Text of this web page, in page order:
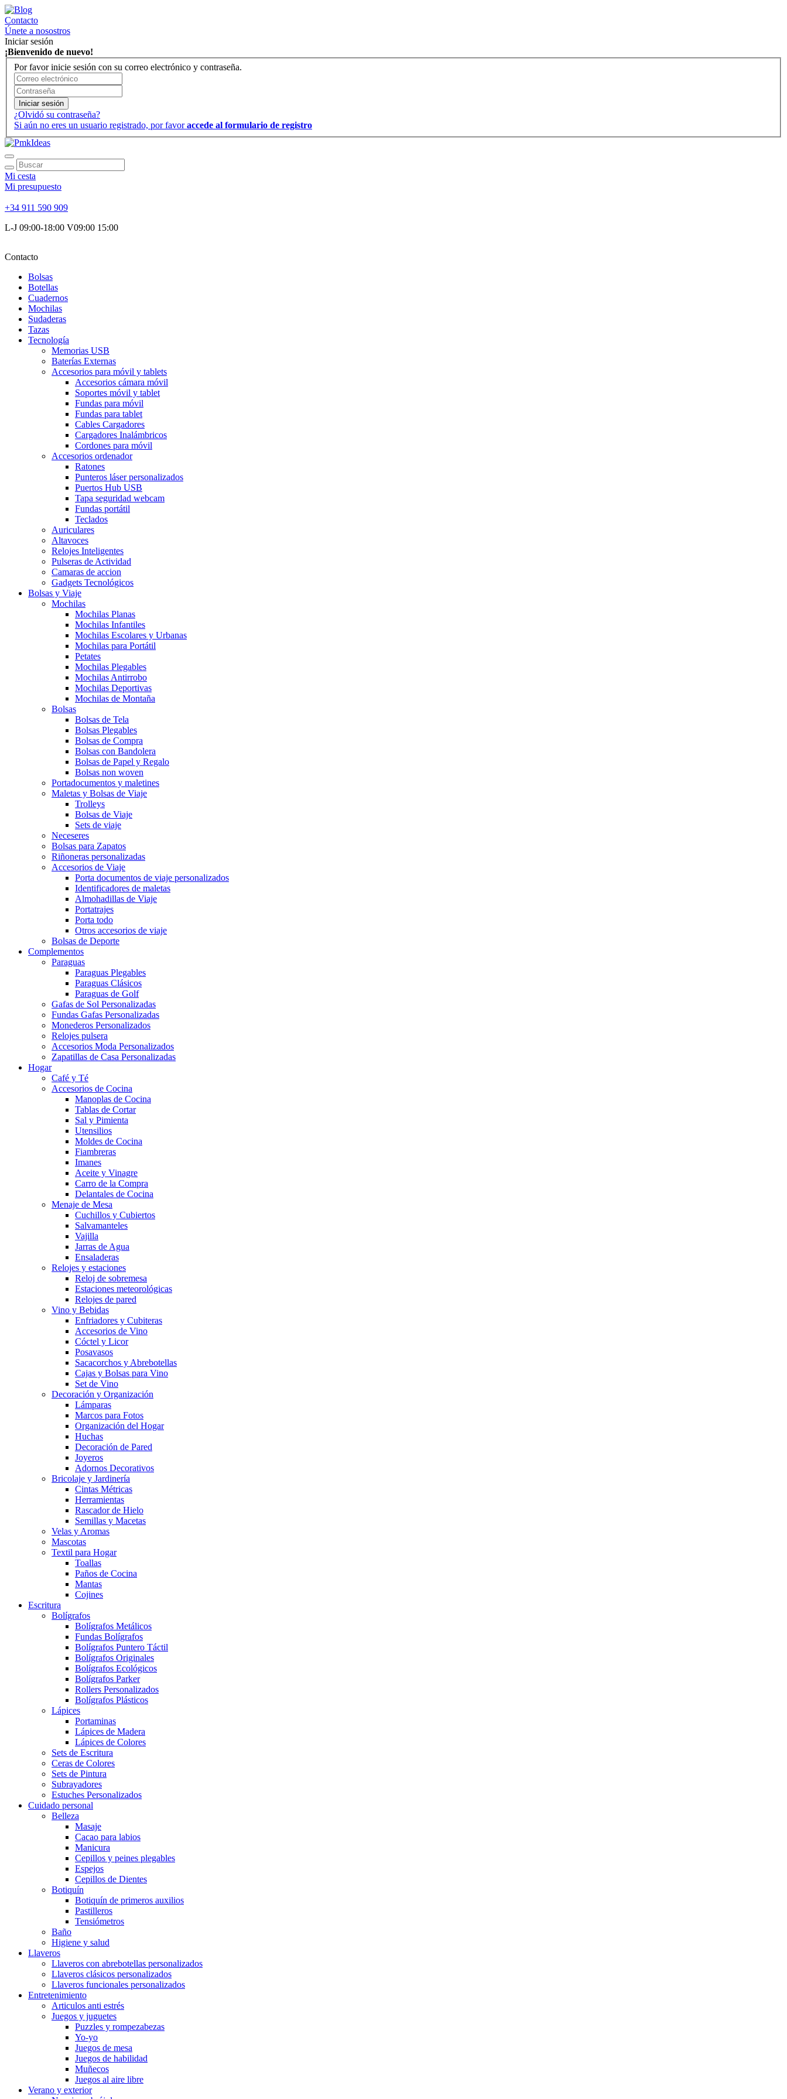
Contacto
Únete a nosostros
Iniciar sesión
¡Bienvenido de nuevo!
Por favor inicie sesión con su correo electrónico y contraseña.
Iniciar sesión
¿Olvidó su contraseña?
Si aún no eres un usuario registrado, por favoraccede al formulario de registro
Mi cesta
Mi presupuesto
+34 911 590 909
L-J 09:00-18:00 V09:00 15:00
Contacto
Bolsas
Botellas
Cuadernos
Mochilas
Sudaderas
Tazas
Tecnología
Memorias USB
Baterías Externas
Accesorios para móvil y tablets
Accesorios cámara móvil
Soportes móvil y tablet
Fundas para móvil
Fundas para tablet
Cables Cargadores
Cargadores Inalámbricos
Cordones para móvil
Accesorios ordenador
Ratones
Punteros láser personalizados
Puertos Hub USB
Tapa seguridad webcam
Fundas portátil
Teclados
Auriculares
Altavoces
Relojes Inteligentes
Pulseras de Actividad
Camaras de accion
Gadgets Tecnológicos
Bolsas y Viaje
Mochilas
Mochilas Planas
Mochilas Infantiles
Mochilas Escolares y Urbanas
Mochilas para Portátil
Petates
Mochilas Plegables
Mochilas Antirrobo
Mochilas Deportivas
Mochilas de Montaña
Bolsas
Bolsas de Tela
Bolsas Plegables
Bolsas de Compra
Bolsas con Bandolera
Bolsas de Papel y Regalo
Bolsas non woven
Portadocumentos y maletines
Maletas y Bolsas de Viaje
Trolleys
Bolsas de Viaje
Sets de viaje
Neceseres
Bolsas para Zapatos
Riñoneras personalizadas
Accesorios de Viaje
Porta documentos de viaje personalizados
Identificadores de maletas
Almohadillas de Viaje
Portatrajes
Porta todo
Otros accesorios de viaje
Bolsas de Deporte
Complementos
Paraguas
Paraguas Plegables
Paraguas Clásicos
Paraguas de Golf
Gafas de Sol Personalizadas
Fundas Gafas Personalizadas
Monederos Personalizados
Relojes pulsera
Accesorios Moda Personalizados
Zapatillas de Casa Personalizadas
Hogar
Café y Té
Accesorios de Cocina
Manoplas de Cocina
Tablas de Cortar
Sal y Pimienta
Utensilios
Moldes de Cocina
Fiambreras
Imanes
Aceite y Vinagre
Carro de la Compra
Delantales de Cocina
Menaje de Mesa
Cuchillos y Cubiertos
Salvamanteles
Vajilla
Jarras de Agua
Ensaladeras
Relojes y estaciones
Reloj de sobremesa
Estaciones meteorológicas
Relojes de pared
Vino y Bebidas
Enfriadores y Cubiteras
Accesorios de Vino
Cóctel y Licor
Posavasos
Sacacorchos y Abrebotellas
Cajas y Bolsas para Vino
Set de Vino
Decoración y Organización
Lámparas
Marcos para Fotos
Organización del Hogar
Huchas
Decoración de Pared
Joyeros
Adornos Decorativos
Bricolaje y Jardinería
Cintas Métricas
Herramientas
Rascador de Hielo
Semillas y Macetas
Velas y Aromas
Mascotas
Textil para Hogar
Toallas
Paños de Cocina
Mantas
Cojines
Escritura
Bolígrafos
Bolígrafos Metálicos
Fundas Bolígrafos
Bolígrafos Puntero Táctil
Bolígrafos Originales
Bolígrafos Ecológicos
Bolígrafos Parker
Rollers Personalizados
Bolígrafos Plásticos
Lápices
Portaminas
Lápices de Madera
Lápices de Colores
Sets de Escritura
Ceras de Colores
Sets de Pintura
Subrayadores
Estuches Personalizados
Cuidado personal
Belleza
Masaje
Cacao para labios
Manicura
Cepillos y peines plegables
Espejos
Cepillos de Dientes
Botiquín
Botiquín de primeros auxilios
Pastilleros
Tensiómetros
Baño
Higiene y salud
Llaveros
Llaveros con abrebotellas personalizados
Llaveros clásicos personalizados
Llaveros funcionales personalizados
Entretenimiento
Articulos anti estrés
Juegos y juguetes
Puzzles y rompezabezas
Yo-yo
Juegos de mesa
Juegos de habilidad
Muñecos
Juegos al aire libre
Verano y exterior